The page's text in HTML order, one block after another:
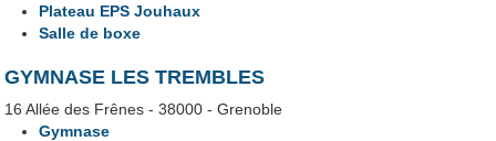
Plateau EPS Jouhaux
Salle de boxe
GYMNASE LES TREMBLES
16 Allée des Frênes - 38000 - Grenoble
Gymnase